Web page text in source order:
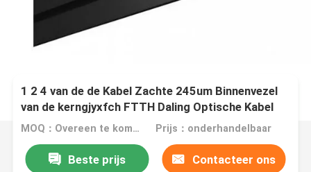
1 2 4 van de de Kabel Zachte 245um Binnenvezel
van de kerngjyxfch FTTH Daling Optische Kabel
MOQ：Overeen te komen Prijs：onderhandelbaar
Beste prijs Contacteer ons